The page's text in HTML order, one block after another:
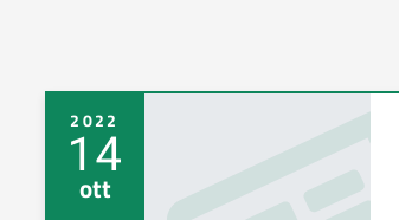
2022
14
ott